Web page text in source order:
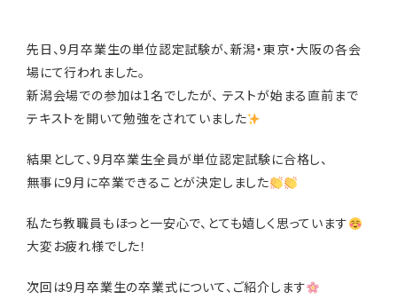
先日、9月卒業生の単位認定試験が、新潟・東京・大阪の各会
場にて行われました。
新潟会場での参加は1名でしたが、 テストが始まる直前まで
テキストを開いて勉強をされていました
結果として、9月卒業生全員が単位認定試験に合格し、
無事に9月に卒業できることが決定しました
私たち教職員もほっと一安心で、とても嬉しく思っています
大変お疲れ様でした！
次回は9月卒業生の卒業式について、ご紹介します